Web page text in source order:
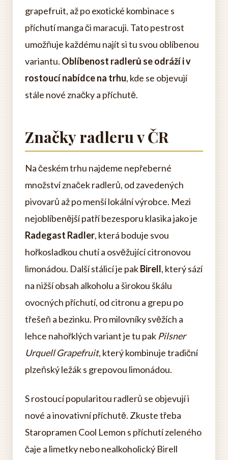
grapefruit, až po exotické kombinace s
příchutí manga či maracuji. Tato pestrost
umožňuje každému najít si tu svou oblíbenou
variantu. Oblíbenost radlerů se odráží i v
rostoucí nabídce na trhu, kde se objevují
stále nové značky a příchutě.
Značky radleru v ČR
Na českém trhu najdeme nepřeberné
množství značek radlerů, od zavedených
pivovarů až po menší lokální výrobce. Mezi
nejoblíbenější patří bezesporu klasika jako je
Radegast Radler, která boduje svou
hořkosladkou chutí a osvěžující citronovou
limonádou. Další stálicí je pakBirell, který sází
na nižší obsah alkoholu a širokou škálu
ovocných příchutí, od citronu a grepu po
třešeň a bezinku. Pro milovníky svěžích a
lehce nahořklých variant je tu pak Pilsner
Urquell Grapefruit, který kombinuje tradiční
plzeňský ležák s grepovou limonádou.
S rostoucí popularitou radlerů se objevují i
nové a inovativní příchutě. Zkuste třeba
Staropramen Cool Lemon s příchutí zeleného
čaje a limetky nebo nealkoholický Birell